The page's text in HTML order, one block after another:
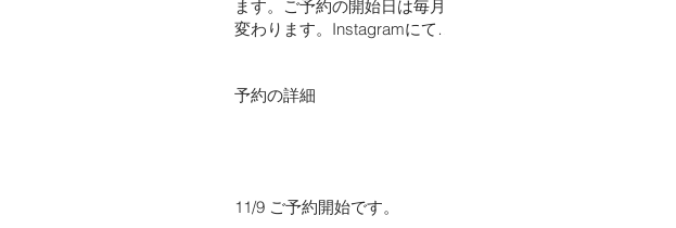
ます。ご予約の開始日は毎月
変わります。Instagramにてご
予約の詳細
11/9 ご予約開始です。